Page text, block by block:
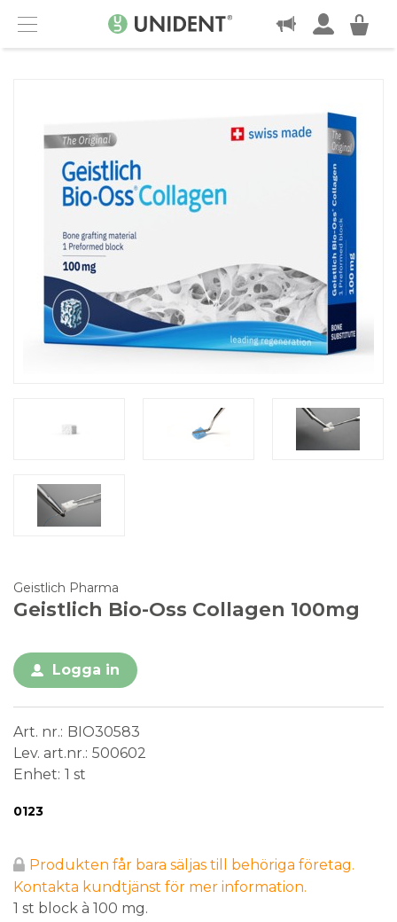
Menu
KONTAKT
Geistlich Pharma
Geistlich Bio-Oss Collagen 100mg
Logga in
Art. nr. BIO30583
Lev. art.nr. 500602
Enhet 1 st
Medical Device
0123
Produkten får bara säljas till behöriga företag.
Kontakta kundtjänst för mer information.
1 st block à 100 mg.